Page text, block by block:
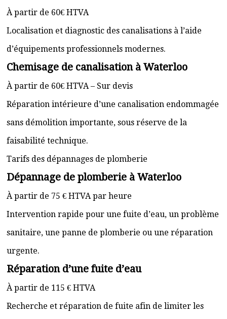
À partir de 60€ HTVA
Localisation et diagnostic des canalisations à l’aide
d’équipements professionnels modernes.
Chemisage de canalisation à Waterloo
À partir de 60€ HTVA – Sur devis
Réparation intérieure d’une canalisation endommagée
sans démolition importante, sous réserve de la
faisabilité technique.
Tarifs des dépannages de plomberie
Dépannage de plomberie à Waterloo
À partir de 75 € HTVA par heure
Intervention rapide pour une fuite d’eau, un problème
sanitaire, une panne de plomberie ou une réparation
urgente.
Réparation d’une fuite d’eau
À partir de 115 € HTVA
Recherche et réparation de fuite afin de limiter les